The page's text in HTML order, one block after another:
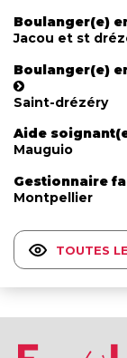
Boulanger(e)
Jacou et st
Boulanger(e)
Saint-drézéry
Aide
Mauguio
Gestionnaire
Montpellier
TOUTES